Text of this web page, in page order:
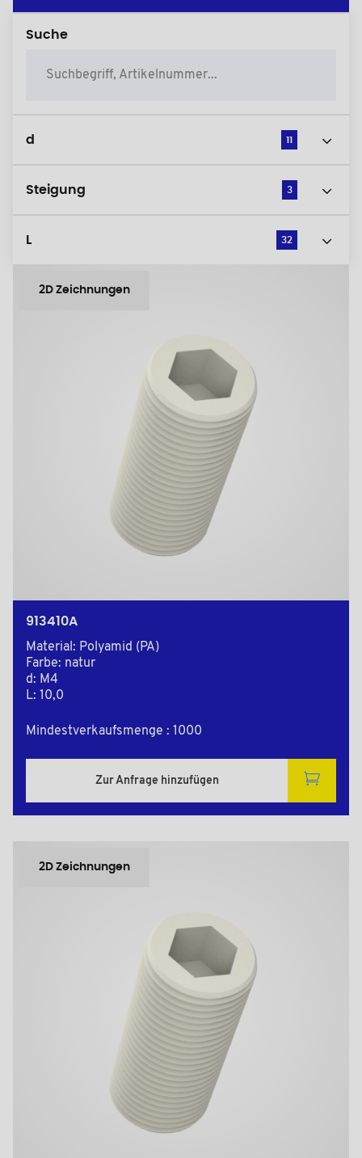
Suche
d 11
Steigung 3
L 32
2D Zeichnungen
913410A
Material: Polyamid (PA)
Farbe: natur
d: M4
L: 10,0
Mindestverkaufsmenge : 1000
Zur Anfrage hinzufügen
2D Zeichnungen